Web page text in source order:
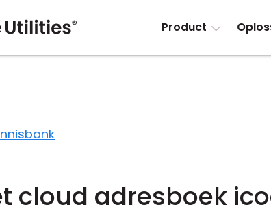
Product
cloud adresboek